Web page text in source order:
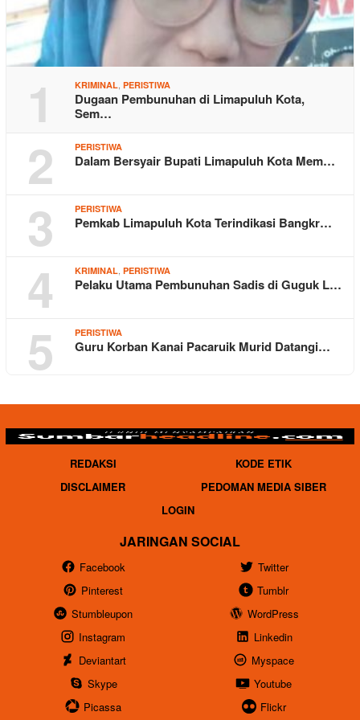
1 KRIMINAL PERISTIWA
Dugaan Pembunuhan di Limapuluh Kota,
Sem…
2 PERISTIWA
Dalam Bersyair Bupati Limapuluh Kota Mem…
3 PERISTIWA
Pemkab Limapuluh Kota Terindikasi Bangkr…
4 KRIMINAL PERISTIWA
Pelaku Utama Pembunuhan Sadis di Guguk L…
5 PERISTIWA
Guru Korban Kanai Pacaruik Murid Datangi…
REDAKSI
KODE ETIK
DISCLAIMER
PEDOMAN MEDIA SIBER
LOGIN
JARINGAN SOCIAL
Facebook
Twitter
Pinterest
Tumblr
Stumbleupon
WordPress
Instagram
Linkedin
Deviantart
Myspace
Skype
Youtube
Picassa
Flickr